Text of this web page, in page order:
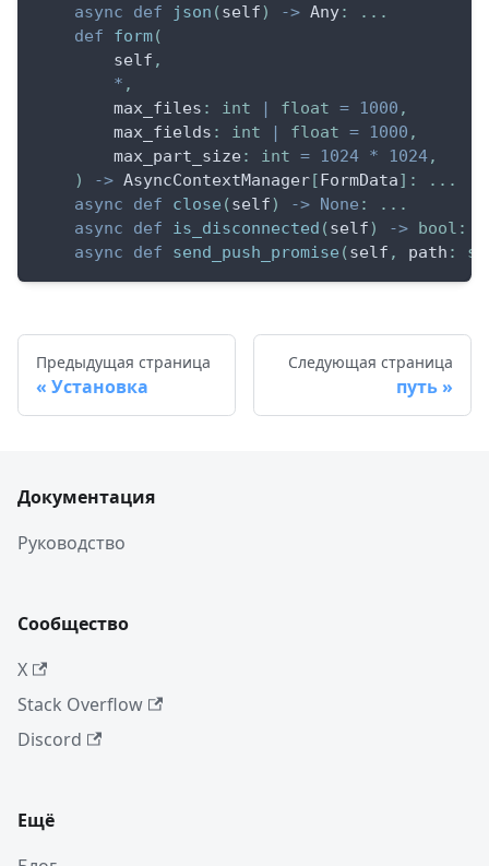
async
def json (self) -> Any: . . .
def
form(
        self
,
* ,
        max_files
: int | float = 1000 ,
        max_fields
: int | float = 1000 ,
        max_part_size
: int = 1024 * 1024,
)
-> AsyncContextManager[FormData] : . . .
async
def close (self) -> None : . . .
async
def is_disconnected (self) -> bool :
async
def send_push_promise (self , path :
Предыдущая страница
Установка
Следующая страница
путь
Документация
Руководство
Сообщество
X
Stack Overflow
Discord
Ещё